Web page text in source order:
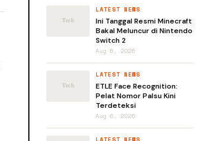
LATEST NEWS
Ini Tanggal Resmi Minecraft
Bakal Meluncur di Nintendo
Switch 2
Aug 6, 2026
LATEST NEWS
ETLE Face Recognition:
Pelat Nomor Palsu Kini
Terdeteksi
Aug 6, 2026